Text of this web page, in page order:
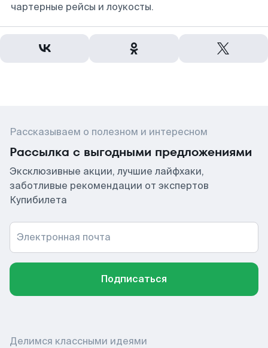
чартерные рейсы и лоукосты.
Рассказываем о полезном и интересном
Рассылка с выгодными предложениями
Эксклюзивные акции, лучшие лайфхаки,
заботливые рекомендации от экспертов
Купибилета
Электронная почта
Подписаться
Делимся классными идеями